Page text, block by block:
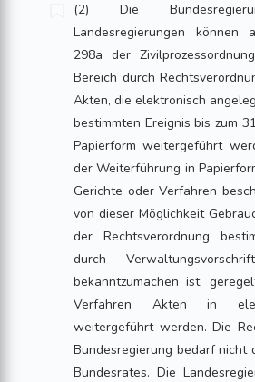
(2) Die
Landesregierungen können
298a der
Bereich durch
Akten, die elektronisch
bestimmten Ereignis bis zum
Papierform weitergeführt
der Weiterführung in
Gerichte oder Verfahren
von dieser Möglichkeit
der Rechtsverordnung
durch
bekanntzumachen ist,
Verfahren Akten in
weitergeführt werden. Die
Bundesregierung bedarf nicht
Bundesrates. Die